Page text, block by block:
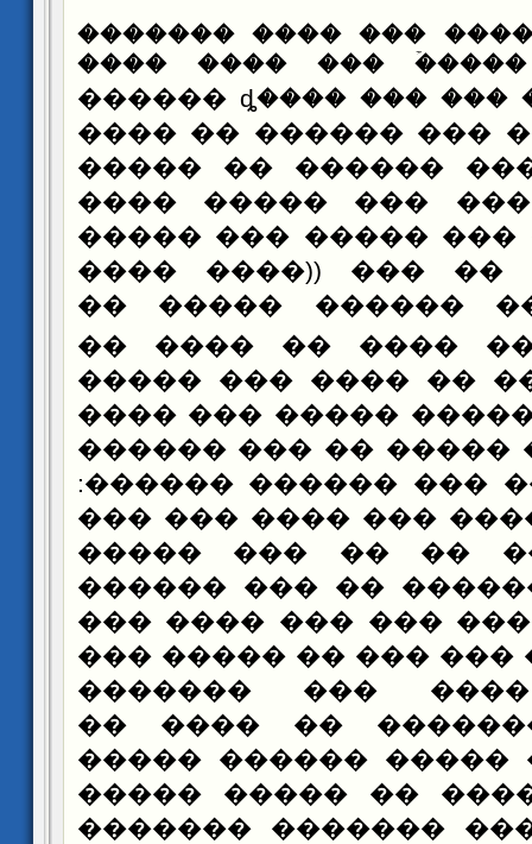
���� ��� ���� ���
�����ۡ ��� ���� ����
����� ������ ��� ��� ����ȡ ������
��� ��� ���� ���
����� ��� ���
���� ���� ��� ���
���� �� ��� ���
�����.)) ��� �� ���
����� �� ��
��� ���� �� ����
���� ������� ��
��� ����� ������
������� ��� �����
����� �� ��� ���
�� ���� �� ���� ���
������ ���� ��
����� �� �������
���� ��� ����� ���
���� ������ ��� ���
���� �� ����
������� ��������
���� �� ��� �����
����� ��� ���� ��
������ ������